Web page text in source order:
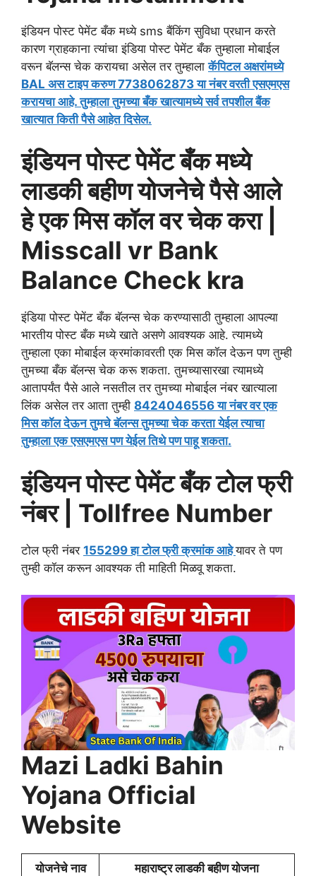
इंडियन पोस्ट पेमेंट बँक मध्ये sms बैंकिंग सुविधा प्रधान करते
कारण ग्राहकाना त्यांचा इंडिया पोस्ट पेमेंट बँक तुम्हाला मोबाईल
वरून बॅलन्स चेक करायचा असेल तर तुम्हालाकॅपिटल अक्षरांमध्ये
BAL अस टाइप करुण 7738062873 या नंबर वरती एसएमएस
करायचा आहे. तुम्हाला तुमच्या बँक खात्यामध्ये सर्व तपशील बैंक
खात्यात किती पैसे आहेत दिसेल.
इंडियन पोस्ट पेमेंट बँक मध्ये
लाडकी बहीण योजनेचे पैसे आले
हे एक मिस कॉल वर चेक करा |
Misscall vr Bank
Balance Check kra
इंडिया पोस्ट पेमेंट बँक बॅलन्स चेक करण्यासाठी तुम्हाला आपल्या
भारतीय पोस्ट बँक मध्ये खाते असणे आवश्यक आहे. त्यामध्ये
तुम्हाला एका मोबाईल क्रमांकावरती एक मिस कॉल देऊन पण तुम्ही
तुमच्या बँक बॅलन्स चेक करू शकता. तुमच्यासारखा त्यामध्ये
आतापर्यंत पैसे आले नसतील तर तुमच्या मोबाईल नंबर खात्याला
लिंक असेल तर आता तुम्ही 8424046556 या नंबर वर एक
मिस कॉल देऊन तुमचे बॅलन्स तुमच्या चेक करता येईल त्याचा
तुम्हाला एक एसएमएस पण येईल तिथे पण पाहू शकता.
इंडियन पोस्ट पेमेंट बँक टोल फ्री
नंबर | Tollfree Number
टोल फ्री नंबर 155299 हा टोल फ्री क्रमांक आहेयावर ते पण
तुम्ही कॉल करून आवश्यक ती माहिती मिळवू शकता.
Mazi Ladki Bahin
Yojana Official
Website
योजनेचे नाव महाराष्ट्र लाडकी बहीण योजना